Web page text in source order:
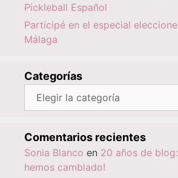
Pickleball Español
Participé en el especial
Málaga
Categorías
Categorías
Comentarios recientes
Sonia Blanco en 20 años de
hemos cambiado!